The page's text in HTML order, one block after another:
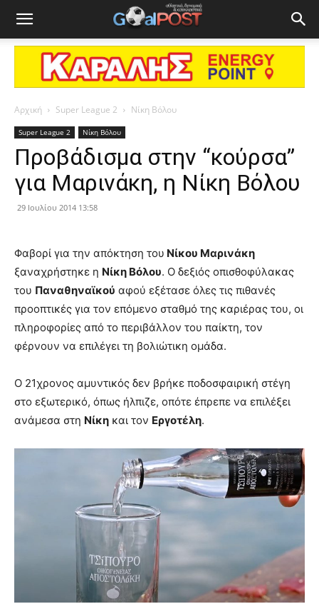
Αρχική Super League 2 Νίκη Βόλου
Super League 2 Νίκη Βόλου
Προβάδισμα στην “κούρσα”
για Μαρινάκη, η Νίκη Βόλου
29 Ιουλίου 2014 13:58
Φαβορί για την απόκτηση του Νίκου Μαρινάκη
ξαναχρήστηκε η Νίκη Βόλου. Ο δεξιός οπισθοφύλακας
του Παναθηναϊκού αφού εξέτασε όλες τις πιθανές
προοπτικές για τον επόμενο σταθμό της καριέρας του, οι
πληροφορίες από το περιβάλλον του παίκτη, τον
φέρνουν να επιλέγει τη βολιώτικη ομάδα.
Ο 21χρονος αμυντικός δεν βρήκε ποδοσφαιρική στέγη
στο εξωτερικό, όπως ήλπιζε, οπότε έπρεπε να επιλέξει
ανάμεσα στη Νίκη και τον Εργοτέλη.